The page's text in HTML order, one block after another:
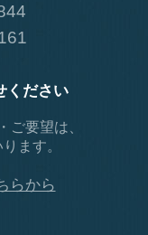
ください
ご要望は、
ます。
らから